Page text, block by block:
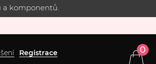
a komponentů.
Registrace 0